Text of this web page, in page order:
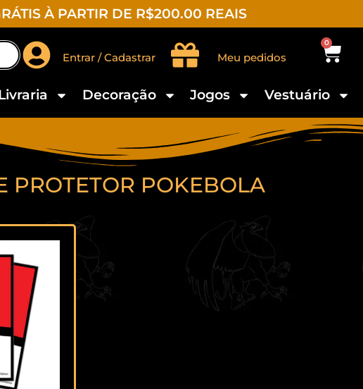
À PARTIR DE R$200.00 REAIS
Entrar / Cadastrar Meu pedidos
0
Decoração Jogos Vestuário
PROTETOR POKEBOLA